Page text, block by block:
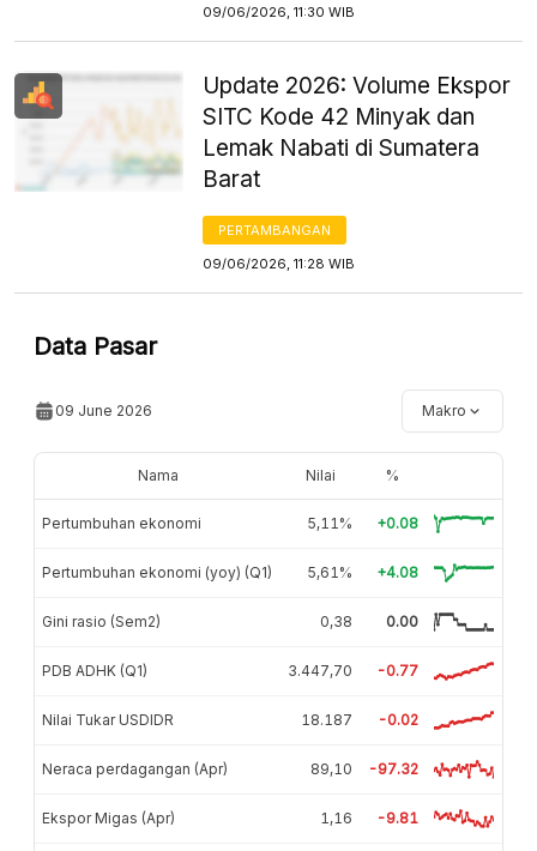
09/06/2026, 11:30 WIB
Update 2026: Volume Ekspor
SITC Kode 42 Minyak dan
Lemak Nabati di Sumatera
Barat
PERTAMBANGAN
09/06/2026, 11:28 WIB
Data Pasar
09 June 2026 Makro
Nama Nilai %
Pertumbuhan ekonomi 5,11% +0.08
Pertumbuhan ekonomi (yoy) (Q1) 5,61% +4.08
Gini rasio (Sem2) 0,38 0.00
PDB ADHK (Q1) 3.447,70 -0.77
Nilai Tukar USDIDR 18.187 -0.02
Neraca perdagangan (Apr) 89,10 -97.32
Ekspor Migas (Apr) 1,16 -9.81